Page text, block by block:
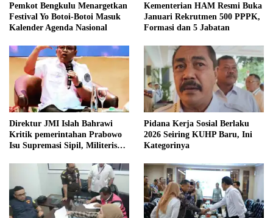
Pemkot Bengkulu Menargetkan
Festival Yo Botoi-Botoi Masuk
Kalender Agenda Nasional
Kementerian HAM Resmi Buka
Januari Rekrutmen 500 PPPK,
Formasi dan 5 Jabatan
Direktur JMI Islah Bahrawi
Kritik pemerintahan Prabowo
Isu Supremasi Sipil, Militerisasi,
Pidana Kerja Sosial Berlaku
2026 Seiring KUHP Baru, Ini
Kategorinya